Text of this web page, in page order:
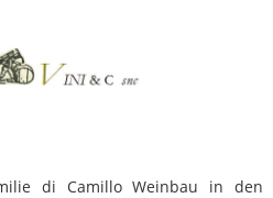
di Camillo Weinbau in den